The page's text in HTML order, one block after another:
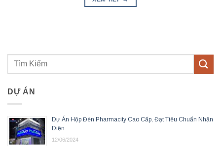
DỰ ÁN
Dự Án Hộp Đèn Pharmacity Cao Cấp, Đạt Tiêu Chuẩn Nhận
Diện
12/06/2024